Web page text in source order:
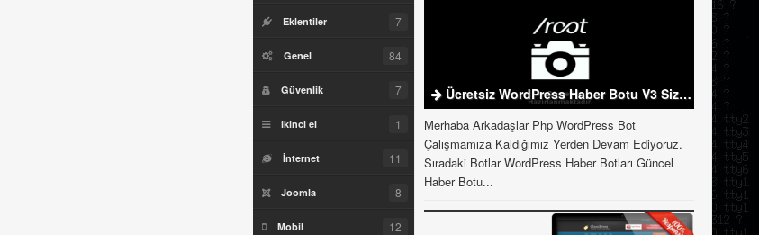
Eklentiler 7
Genel 84
Güvenlik 7
ikinci el 1
İnternet 11
Joomla 8
Mobil 12
Ücretsiz WordPress Haber Botu V3 Sizlerle
Merhaba Arkadaşlar Php WordPress Bot
Çalışmamıza Kaldığımız Yerden Devam Ediyoruz.
Sıradaki Botlar WordPress Haber Botları Güncel
Haber Botu...